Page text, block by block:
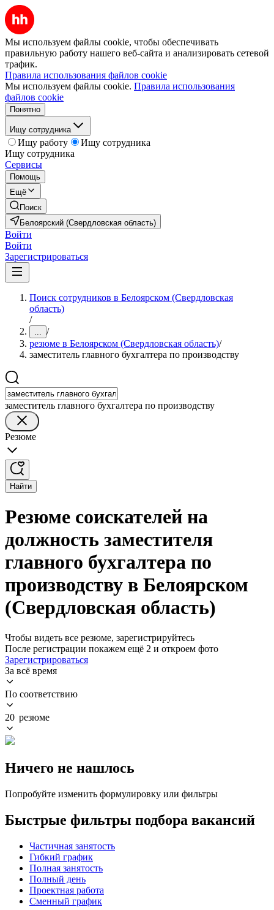
Мы используем файлы cookie, чтобы обеспечивать
правильную работу нашего веб-сайта и анализировать сетевой
трафик.
Правила использования файлов cookie
Мы используем файлы cookie. Правила использования
файлов cookie
Понятно
Ищу сотрудника
Ищу работу
Ищу сотрудника
Ищу сотрудника
Сервисы
Помощь
Ещё
Поиск
Белоярский (Свердловская область)
Войти
Войти
Зарегистрироваться
Поиск сотрудников в Белоярском (Свердловская
область)
/
... /
резюме в Белоярском (Свердловская область)/
заместитель главного бухгалтера по производству
заместитель главного бухгалтера по производству
Резюме
Найти
Резюме соискателей на
должность заместителя
главного бухгалтера по
производству в Белоярском
(Свердловская область)
Чтобы видеть все резюме, зарегистрируйтесь
После регистрации покажем ещё 2 и откроем фото
Зарегистрироваться
За всё время
По соответствию
20 резюме
Ничего не нашлось
Попробуйте изменить формулировку или фильтры
Быстрые фильтры подбора вакансий
Частичная занятость
Гибкий график
Полная занятость
Полный день
Проектная работа
Сменный график